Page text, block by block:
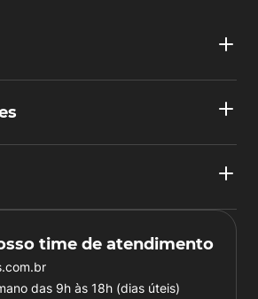
time de atendimento
das 9h às 18h (dias úteis)